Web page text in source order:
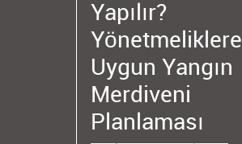
Yapılır?
Yönetmeliklere
Uygun Yangın
Merdiveni
Planlaması